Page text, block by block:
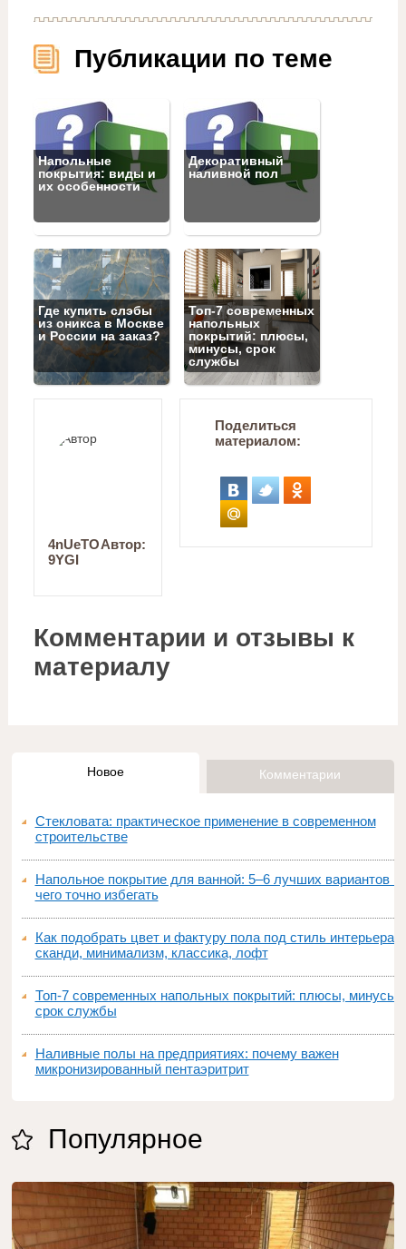
Публикации по теме
Напольные
покрытия: виды и
их особенности
Декоративный
наливной пол
Где купить слэбы
из оникса в Москве
и России на заказ?
Топ‑7 современных
напольных
покрытий: плюсы,
минусы, срок
службы
Автор:
4nUeTO
9YGI
Поделиться
материалом:
Комментарии и отзывы к
материалу
Новое Комментарии
Стекловата: практическое применение в современном
строительстве
Напольное покрытие для ванной: 5–6 лучших вариантов и
чего точно избегать
Как подобрать цвет и фактуру пола под стиль интерьера:
сканди, минимализм, классика, лофт
Топ‑7 современных напольных покрытий: плюсы, минусы,
срок службы
Наливные полы на предприятиях: почему важен
микронизированный пентаэритрит
Популярное